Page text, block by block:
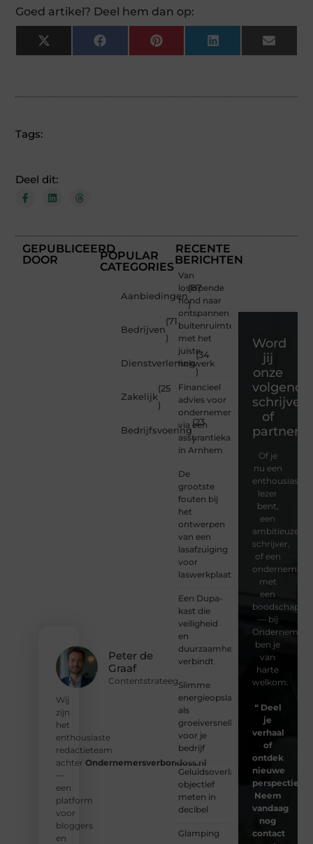
Goed artikel? Deel hem dan op:
X
(Twitter)
Facebook Pinterest LinkedIn Email
Tags:
Deel dit:
GEPUBLICEERD
DOOR
Peter de
Graaf
Contentstrateeg
Wij
zijn
het
enthousiaste
redactieteam
achter Ondernemersverbondoss.nl
—
een
platform
voor
bloggers
en
POPULAR
CATEGORIES
Aanbiedingen
(87
)
Bedrijven
(71
)
Dienstverlening
(34
)
Zakelijk
(25
)
Bedrijfsvoering
(23
)
RECENTE
BERICHTEN
Van
loslopende
hond naar
ontspannen
buitenruimte
met het
juiste
hekwerk
Financieel
advies voor
ondernemers
via een
assurantiekantoor
in Arnhem
De
grootste
fouten bij
het
ontwerpen
van een
lasafzuiging
voor
laswerkplaatsen
Een Dupa-
kast die
veiligheid
en
duurzaamheid
verbindt
Slimme
energieopslag
als
groeiversneller
voor je
bedrijf
Geluidsoverlast
objectief
meten in
decibel
Glamping
Word
jij
onze
volgende
schrijver
of
partner?
Of je
nu een
enthousiaste
lezer
bent,
een
ambitieuze
schrijver,
of een
ondernemer
met
een
boodschap
— bij
ben je
van
harte
welkom.
❝ Deel
je
verhaal
of
ontdek
nieuwe
Neem
vandaag
nog
contact